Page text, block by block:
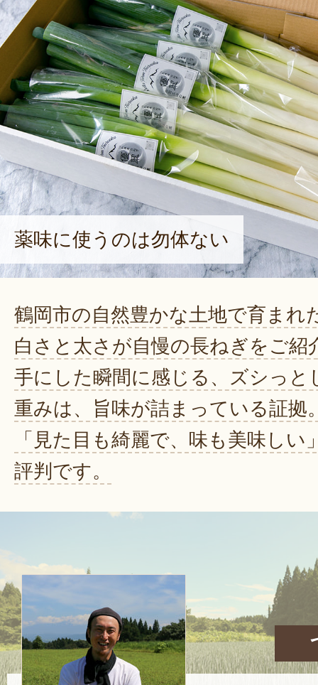
薬味に使うのは勿体ない
鶴岡市の自然豊かな土地で育まれ
白さと太さが自慢の長ねぎをご紹
手にした瞬間に感じる、ズシっと
重みは、旨味が詰まっている証拠
「見た目も綺麗で、味も美味しい
評判です。